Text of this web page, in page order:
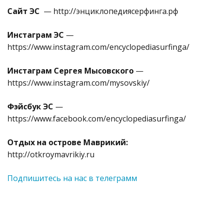
Cайт ЭС — http://энциклопедиясерфинга.рф
Инстаграм ЭС —
https://www.instagram.com/encyclopediasurfinga/
Инстаграм Сергея Мысовского —
https://www.instagram.com/mysovskiy/
Фэйсбук ЭС —
https://www.facebook.com/encyclopediasurfinga/
Отдых на острове Маврикий:
http://otkroymavrikiy.ru
Подпишитесь на нас в телеграмм